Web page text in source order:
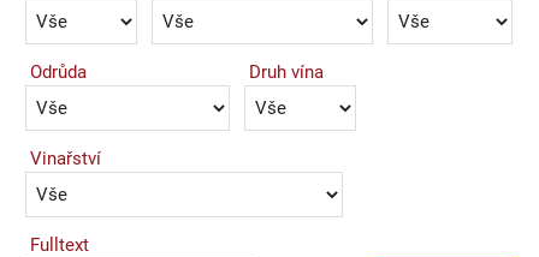
Odrůda Druh vína
Vinařství
Fulltext